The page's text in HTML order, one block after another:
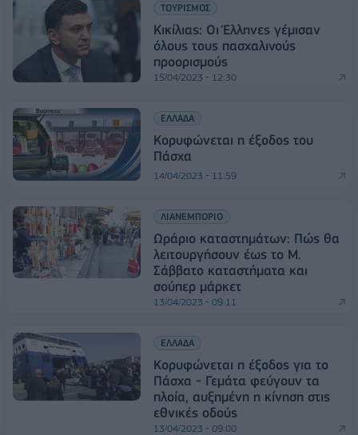
ΤΟΥΡΙΣΜΟΣ
Κικίλιας: Oι Έλληνες γέμισαν
όλους τους πασχαλινούς
προορισμούς
15/04/2023 - 12:30
ΕΛΛΑΔΑ
Κορυφώνεται η έξοδος του
Πάσχα
14/04/2023 - 11:59
ΛΙΑΝΕΜΠΟΡΙΟ
Ωράριο καταστημάτων: Πώς θα
λειτουργήσουν έως το Μ.
Σάββατο καταστήματα και
σούπερ μάρκετ
13/04/2023 - 09:11
ΕΛΛΑΔΑ
Κορυφώνεται η έξοδος για το
Πάσχα - Γεμάτα φεύγουν τα
πλοία, αυξημένη η κίνηση στις
εθνικές οδούς
13/04/2023 - 09:00